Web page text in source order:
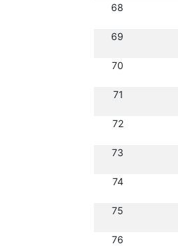
68
69
70
71
72
73
74
75
76